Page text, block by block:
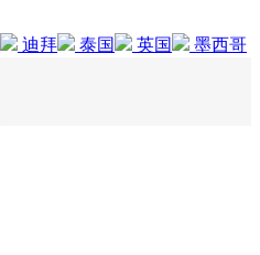
迪拜 泰国 英国 墨西哥